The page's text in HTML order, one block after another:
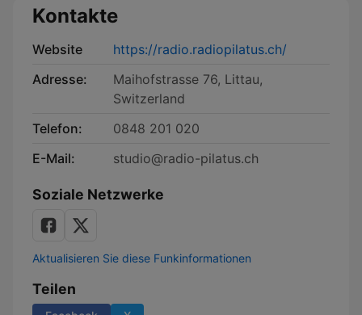
Kontakte
Website
https://radio.radiopilatus.ch/
Adresse:
Maihofstrasse 76, Littau,
Switzerland
Telefon:
0848 201 020
E-Mail:
studio@radio-pilatus.ch
Soziale Netzwerke
Aktualisieren Sie diese Funkinformationen
Teilen